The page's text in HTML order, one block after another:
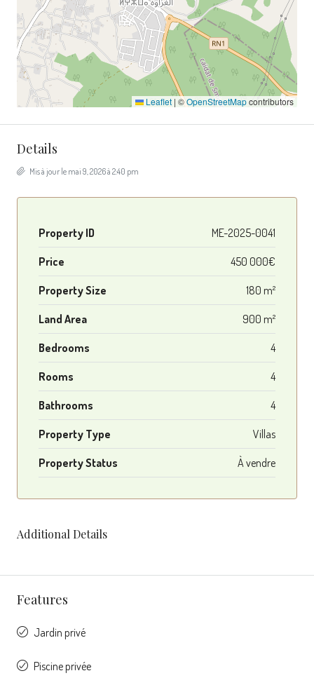
Leaflet | ©OpenStreetMapcontributors
Details
Mis à jour le mai 9, 2026 à 2:40 pm
Property ID ME-2025-0041
Price 450 000€
Property Size 180 m²
Land Area 900 m²
Bedrooms 4
Rooms 4
Bathrooms 4
Property Type Villas
Property Status À vendre
Additional Details
Features
Jardin privé
Piscine privée